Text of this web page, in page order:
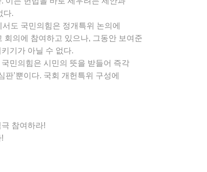
다.
도 국민의힘은 정개특위 논의에
의에 참여하고 있으나, 그동안 보여준
기가 아닐 수 없다.
민의힘은 시민의 뜻을 받들어 즉각
’뿐이다. 국회 개헌특위 구성에
참여하라!